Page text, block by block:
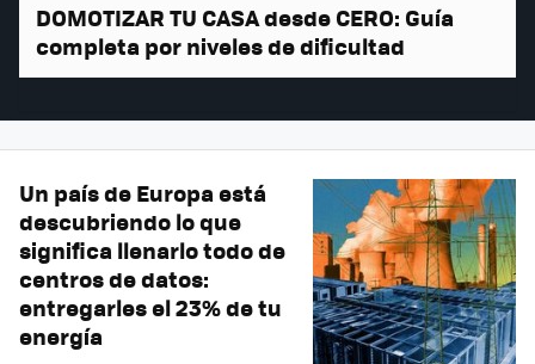
DOMOTIZAR TU CASA desde CERO: Guía
completa por niveles de dificultad
Un país de Europa está
descubriendo lo que
significa llenarlo todo de
centros de datos:
entregarles el 23% de tu
energía